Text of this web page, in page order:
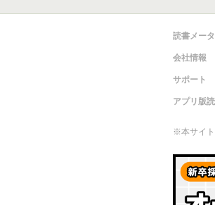
読書メー
会社情報
サポート
アプリ版
※本サイ